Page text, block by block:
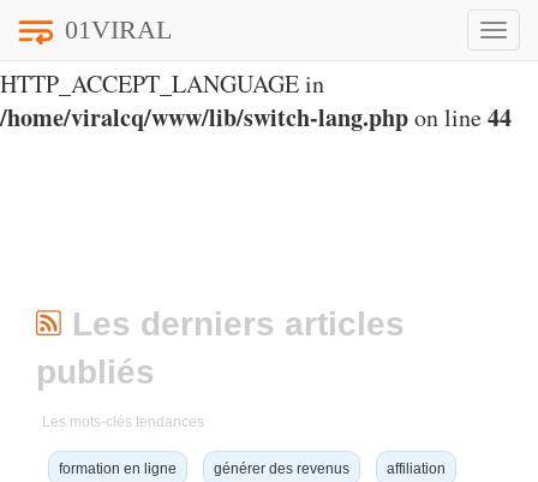
Notice
HTTP_ACCEPT_LANGUAGE in
/home/viralcq/www/lib/switch-lang.phpon line44
Toggle
01VIRAL
Les derniers articles
publiés
Les mots-clés tendances
formation en ligne générer des revenus affiliation